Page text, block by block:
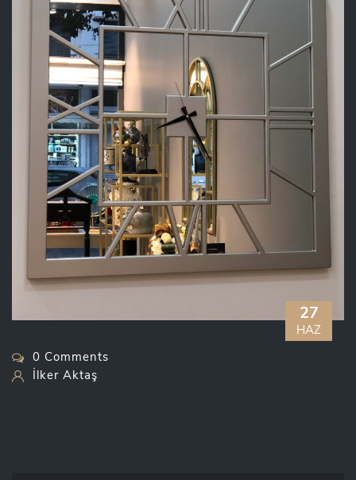
27
HAZ
0 Comments
İlker Aktaş